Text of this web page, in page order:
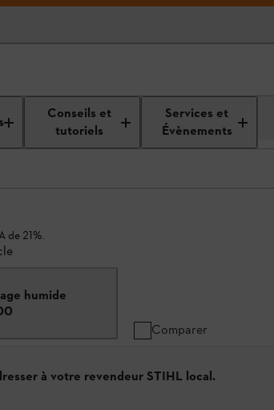
Conseils et
tutoriels
Services et
Évènements
de 21%.
humide
Comparer
à votre revendeur STIHL local.